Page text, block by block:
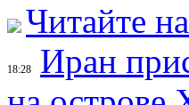
Читайте
18:28
Иран